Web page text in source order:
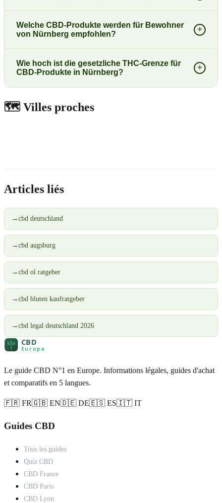
Welche CBD-Produkte werden für Bewohner
von Nürnberg empfohlen?
+
Wie hoch ist die gesetzliche THC-Grenze für
CBD-Produkte in Nürnberg?
+
🗺️ Villes proches
Articles liés
→ cbd deutschland
→ cbd augsburg
→ cbd ol ratgeber
→ cbd bluten kaufratgeber
→ cbd legal deutschland 2026
Le guide CBD N°1 en Europe. Informations légales, guides d'achat
et comparatifs en 5 langues.
🇫🇷 FR🇬🇧 EN🇩🇪 DE🇪🇸 ES🇮🇹 IT
Guides CBD
Tous les guides
Quiz CBD
CBD France
CBD Paris
CBD Lyon